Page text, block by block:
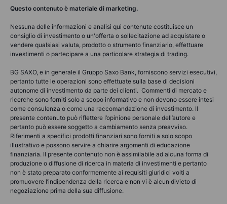
Questo contenuto è materiale di marketing.
Nessuna delle informazioni e analisi qui contenute costituisce un
consiglio di investimento o un'offerta o sollecitazione ad acquistare o
vendere qualsiasi valuta, prodotto o strumento finanziario, effettuare
investimenti o partecipare a una particolare strategia di trading.
BG SAXO, e in generale il Gruppo Saxo Bank, forniscono servizi esecutivi,
pertanto tutte le operazioni sono effettuate sulla base di decisioni
autonome di investimento da parte dei clienti. Commenti di mercato e
ricerche sono forniti solo a scopo informativo e non devono essere intesi
come consulenza o come una raccomandazione di investimento. Il
presente contenuto può riflettere l’opinione personale dell’autore e
pertanto può essere soggetto a cambiamento senza preavviso.
Riferimenti a specifici prodotti finanziari sono forniti a solo scopo
illustrativo e possono servire a chiarire argomenti di educazione
finanziaria. Il presente contenuto non è assimilabile ad alcuna forma di
produzione o diffusione di ricerca in materia di investimenti e pertanto
non è stato preparato conformemente ai requisiti giuridici volti a
promuovere l’indipendenza della ricerca e non vi è alcun divieto di
negoziazione prima della sua diffusione.